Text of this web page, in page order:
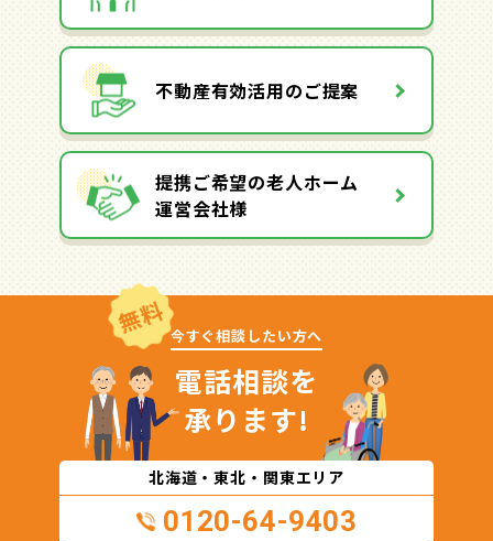
不動産有効活用のご提案
提携ご希望の老人ホーム
運営会社様
無料 今すぐ相談したい方へ
電話相談を
承ります!
北海道・東北・関東エリア
0120-64-9403